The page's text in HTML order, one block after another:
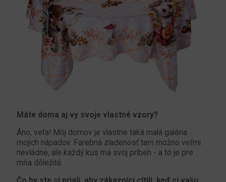
Máte doma aj vy svoje vlastné vzory?
Áno, veľa! Môj domov je vlastne taká malá galéria
mojich nápadov. Farebná zladenosť tam možno veľmi
nevládne, ale každý kus má svoj príbeh - a to je pre
mňa dôležité.